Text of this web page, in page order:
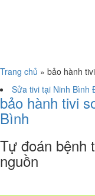
Trang chủ » bảo hành
Sửa tivi tại Ninh Bình
bảo hành tivi
Bình
Tự đoán bệnh
nguồn